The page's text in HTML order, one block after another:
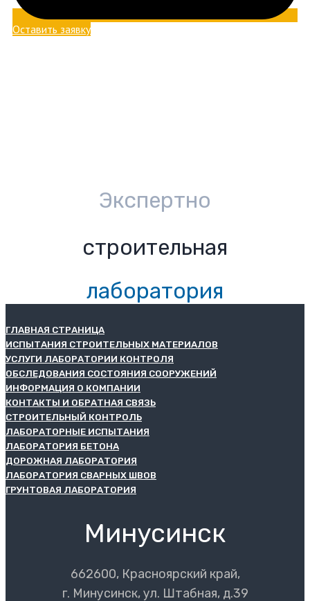
Оставить заявку
Экспертно
строительная
лаборатория
ГЛАВНАЯ СТРАНИЦА
ИСПЫТАНИЯ СТРОИТЕЛЬНЫХ МАТЕРИАЛОВ
УСЛУГИ ЛАБОРАТОРИИ КОНТРОЛЯ
ОБСЛЕДОВАНИЯ СОСТОЯНИЯ СООРУЖЕНИЙ
ИНФОРМАЦИЯ О КОМПАНИИ
КОНТАКТЫ И ОБРАТНАЯ СВЯЗЬ
СТРОИТЕЛЬНЫЙ КОНТРОЛЬ
ЛАБОРАТОРНЫЕ ИСПЫТАНИЯ
ЛАБОРАТОРИЯ БЕТОНА
ДОРОЖНАЯ ЛАБОРАТОРИЯ
ЛАБОРАТОРИЯ СВАРНЫХ ШВОВ
ГРУНТОВАЯ ЛАБОРАТОРИЯ
Минусинск
662600, Красноярский край,
г. Минусинск, ул. Штабная, д.39